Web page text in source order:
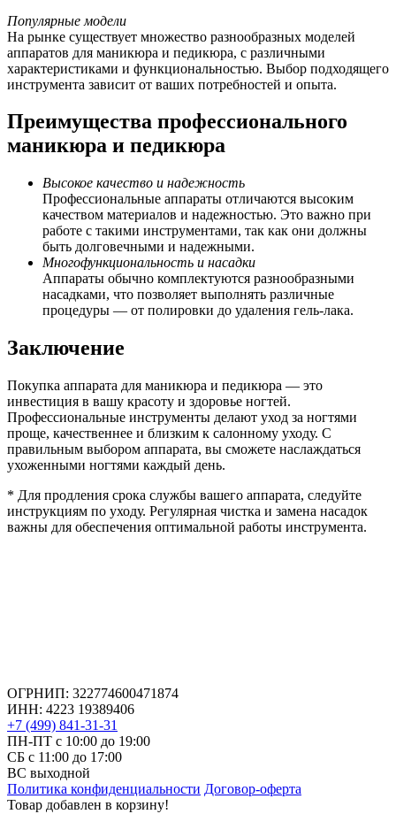
Популярные модели
На рынке существует множество разнообразных моделей
аппаратов для маникюра и педикюра, с различными
характеристиками и функциональностью. Выбор подходящего
инструмента зависит от ваших потребностей и опыта.
Преимущества профессионального
маникюра и педикюра
Высокое качество и надежность
Профессиональные аппараты отличаются высоким
качеством материалов и надежностью. Это важно при
работе с такими инструментами, так как они должны
быть долговечными и надежными.
Многофункциональность и насадки
Аппараты обычно комплектуются разнообразными
насадками, что позволяет выполнять различные
процедуры — от полировки до удаления гель-лака.
Заключение
Покупка аппарата для маникюра и педикюра — это
инвестиция в вашу красоту и здоровье ногтей.
Профессиональные инструменты делают уход за ногтями
проще, качественнее и близким к салонному уходу. С
правильным выбором аппарата, вы сможете наслаждаться
ухоженными ногтями каждый день.
* Для продления срока службы вашего аппарата, следуйте
инструкциям по уходу. Регулярная чистка и замена насадок
важны для обеспечения оптимальной работы инструмента.
ОГРНИП: 322774600471874
ИНН: 4223 19389406
+7 (499) 841-31-31
ПН-ПТ с 10:00 до 19:00
СБ c 11:00 до 17:00
ВС выходной
Политика конфиденциальности Договор-оферта
Товар добавлен в корзину!